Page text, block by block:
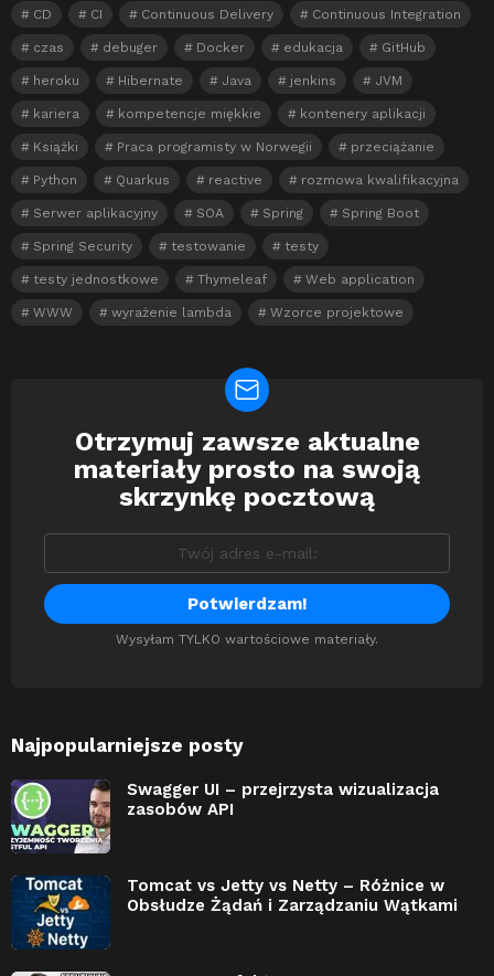
CD CI Continuous Delivery Continuous Integration
czas debuger Docker edukacja GitHub
heroku Hibernate Java jenkins JVM
kariera kompetencje miękkie kontenery aplikacji
Książki Praca programisty w Norwegii przeciążanie
Python Quarkus reactive rozmowa kwalifikacyjna
Serwer aplikacyjny SOA Spring Spring Boot
Spring Security testowanie testy
testy jednostkowe Thymeleaf Web application
WWW wyrażenie lambda Wzorce projektowe
Newsletter
Otrzymuj zawsze aktualne
materiały prosto na swoją
skrzynkę pocztową
Wysyłam TYLKO wartościowe materiały.
Najpopularniejsze posty
Swagger UI – przejrzysta wizualizacja
zasobów API
Tomcat vs Jetty vs Netty – Różnice w
Obsłudze Żądań i Zarządzaniu Wątkami